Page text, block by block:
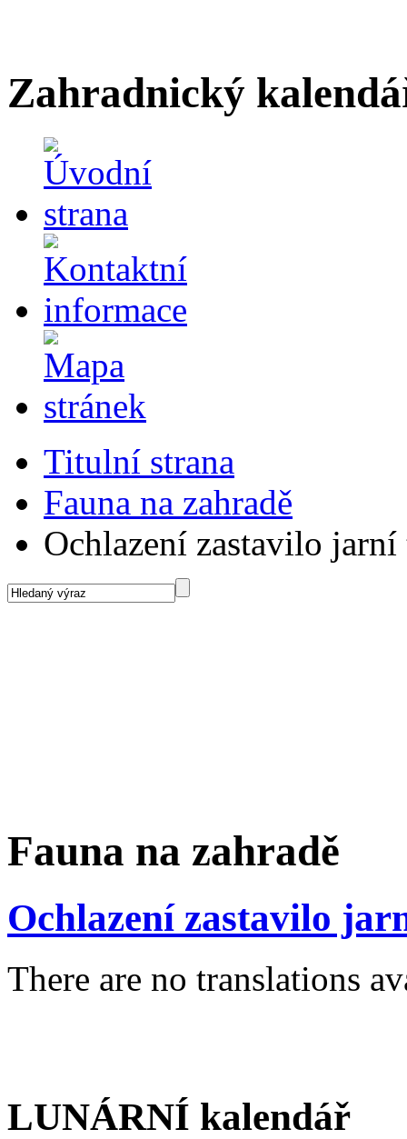
Zahradnický
Titulní strana
Fauna na zahradě
Ochlazení zastavilo
Fauna na zahradě
Ochlazení zastavilo
There are no translations
LUNÁRNÍ kalendář